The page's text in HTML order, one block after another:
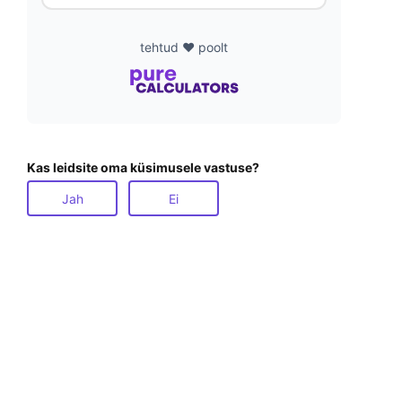
tehtud ❤️ poolt
Kas leidsite oma küsimusele vastuse?
Jah Ei